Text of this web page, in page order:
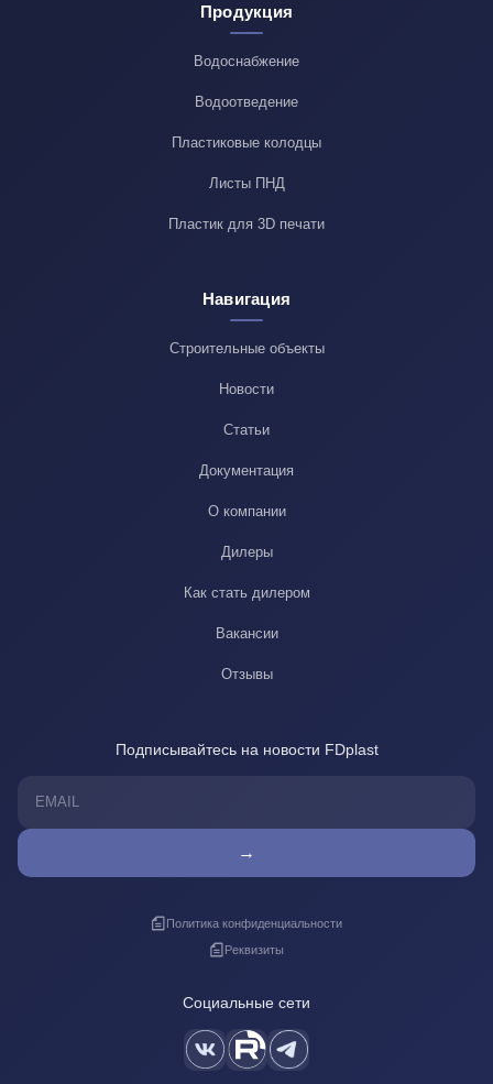
Продукция
Водоснабжение
Водоотведение
Пластиковые колодцы
Листы ПНД
Пластик для 3D печати
Навигация
Строительные объекты
Новости
Статьи
Документация
О компании
Дилеры
Как стать дилером
Вакансии
Отзывы
Подписывайтесь на новости FDplast
→
Политика конфиденциальности
Реквизиты
Социальные сети